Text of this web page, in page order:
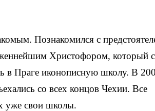
Познакомился с
Христофором, который
в Праге иконописную школу. В
со всех концов Чехии. Все
уже свои школы.